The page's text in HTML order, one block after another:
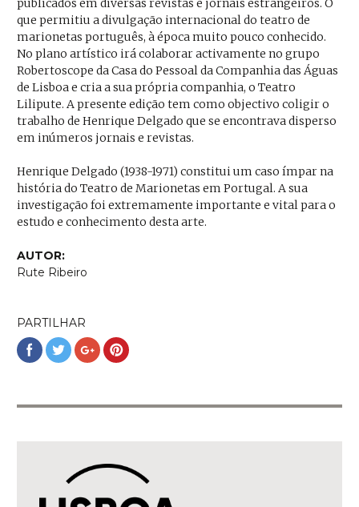
publicados em diversas revistas e jornais estrangeiros. O
que permitiu a divulgação internacional do teatro de
marionetas português, à época muito pouco conhecido.
No plano artístico irá colaborar activamente no grupo
Robertoscope da Casa do Pessoal da Companhia das Águas
de Lisboa e cria a sua própria companhia, o Teatro
Lilipute. A presente edição tem como objectivo coligir o
trabalho de Henrique Delgado que se encontrava disperso
em inúmeros jornais e revistas.
Henrique Delgado (1938-1971) constitui um caso ímpar na
história do Teatro de Marionetas em Portugal. A sua
investigação foi extremamente importante e vital para o
estudo e conhecimento desta arte.
AUTOR:
Rute Ribeiro
PARTILHAR
Partilhar
no
Partilhar
no
Partilhar
no
Partilhar
no